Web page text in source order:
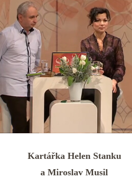
Kartářka Helen Stanku
a Miroslav Musil